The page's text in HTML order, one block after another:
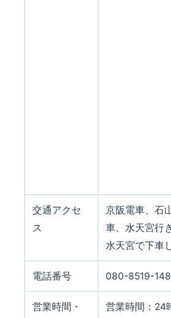
交通アクセ
ス
京阪電車、石
車、水天宮行
水天宮で下車
電話番号 080-8519-
営業時間・
営業時間：24